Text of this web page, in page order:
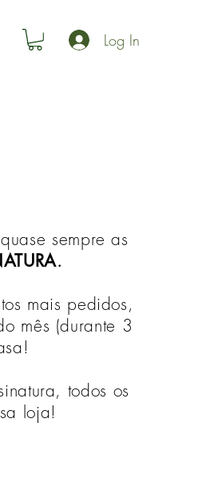
Log In
sempre as
.
mais pedidos,
mês (durante 3
todos os
loja!